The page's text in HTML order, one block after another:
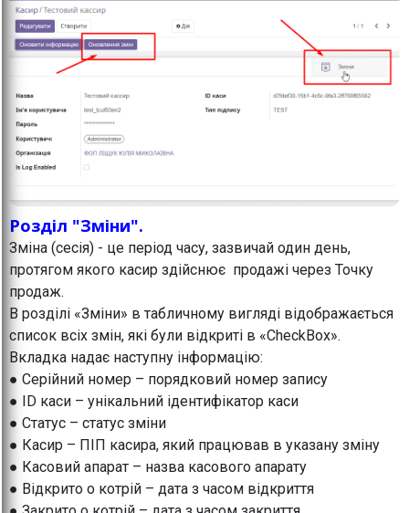
Розділ "Зміни".
Зміна (сесія) - це період часу, зазвичай один день,
протягом якого касир здійснює продажі через Точку
продаж.
В розділі «Зміни» в табличному вигляді відображається
список всіх змін, які були відкриті в «CheckBox».
Вкладка надає наступну інформацію:
● Серійний номер – порядковий номер запису
● ID каси – унікальний ідентифікатор каси
● Статус – статус зміни
● Касир – ПІП касира, який працював в указану зміну
● Касовий апарат – назва касового апарату
● Відкрито о котрій – дата з часом відкриття